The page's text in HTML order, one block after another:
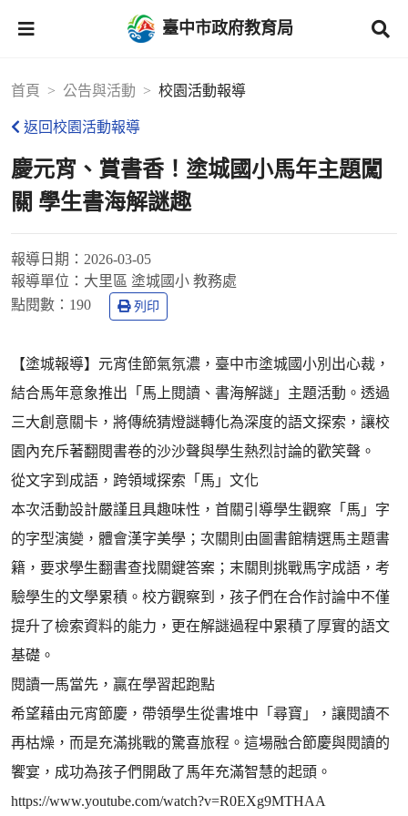
臺中市政府教育局
首頁 公告與活動 校園活動報導
返回校園活動報導
慶元宵、賞書香！塗城國小馬年主題闖
關 學生書海解謎趣
報導日期： 2026-03-05
報導單位： 大里區 塗城國小 教務處
點閱數： 190 列印
【塗城報導】元宵佳節氣氛濃，臺中市塗城國小別出心裁，
結合馬年意象推出「馬上閱讀、書海解謎」主題活動。透過
三大創意關卡，將傳統猜燈謎轉化為深度的語文探索，讓校
園內充斥著翻閱書卷的沙沙聲與學生熱烈討論的歡笑聲。
從文字到成語，跨領域探索「馬」文化
本次活動設計嚴謹且具趣味性，首關引導學生觀察「馬」字
的字型演變，體會漢字美學；次關則由圖書館精選馬主題書
籍，要求學生翻書查找關鍵答案；末關則挑戰馬字成語，考
驗學生的文學累積。校方觀察到，孩子們在合作討論中不僅
提升了檢索資料的能力，更在解謎過程中累積了厚實的語文
基礎。
閱讀一馬當先，贏在學習起跑點
希望藉由元宵節慶，帶領學生從書堆中「尋寶」，讓閱讀不
再枯燥，而是充滿挑戰的驚喜旅程。這場融合節慶與閱讀的
饗宴，成功為孩子們開啟了馬年充滿智慧的起頭。
https://www.youtube.com/watch?v=R0EXg9MTHAA